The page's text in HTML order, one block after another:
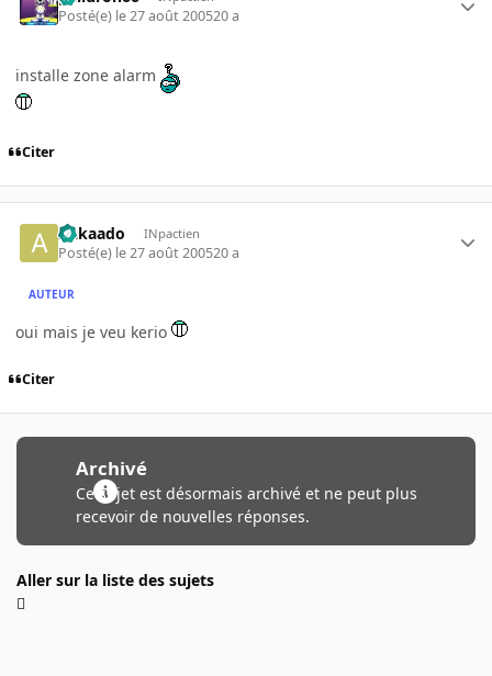
Posté(e) le 27 août 200520 a
installe zone alarm
Citer
Aakaado INpactien
Posté(e) le 27 août 200520 a
AUTEUR
oui mais je veu kerio
Citer
Archivé
Ce sujet est désormais archivé et ne peut plus
recevoir de nouvelles réponses.
Aller sur la liste des sujets